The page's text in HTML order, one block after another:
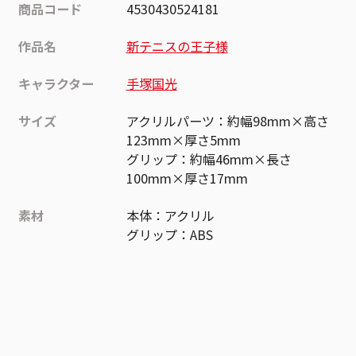
商品コード
4530430524181
作品名
新テニスの王子様
キャラクター
手塚国光
サイズ
アクリルパーツ：約幅98mm×高さ
123mm×厚さ5mm
グリップ：約幅46mm×長さ
100mm×厚さ17mm
素材
本体：アクリル
グリップ：ABS